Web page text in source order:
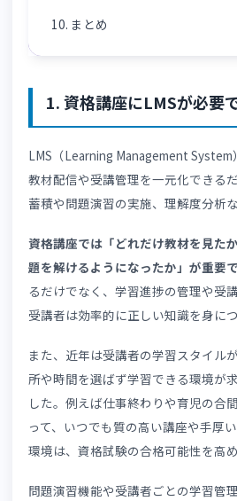
7-4. 修了判定への活用
8-1. 受講者満足度が向上
8-2. 合格率向上を目指せ
8-3. 運営業務を効率化で
9. 資格講座向けLMSなら
9-1. manabi+ schoolの問
10. まとめ
1. 資格講座にLMSが
LMS（Learning Management
教材配信や受講管理を一元化で